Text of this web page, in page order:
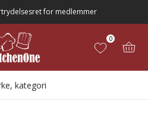
for medlemmer
0